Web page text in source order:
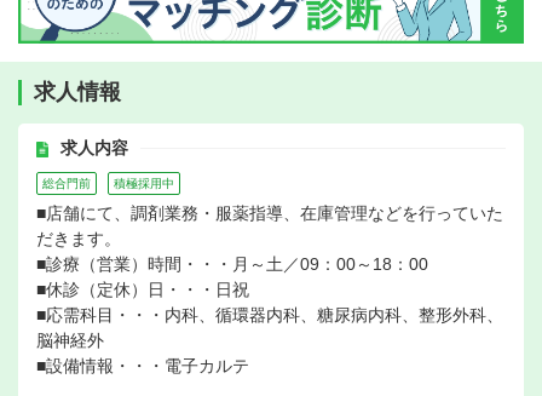
求人情報
求人内容
総合門前 積極採用中
■店舗にて、調剤業務・服薬指導、在庫管理などを行っていた
だきます。
■診療（営業）時間・・・月～土／09：00～18：00
■休診（定休）日・・・日祝
■応需科目・・・内科、循環器内科、糖尿病内科、整形外科、
脳神経外
■設備情報・・・電子カルテ